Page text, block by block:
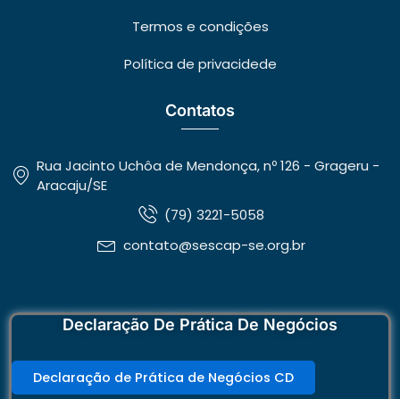
Termos e condições
Política de privacidede
Contatos
Rua Jacinto Uchôa de Mendonça, nº 126 - Grageru -
Aracaju/SE
(79) 3221-5058
contato@sescap-se.org.br
Declaração De Prática De Negócios
Declaração de Prática de Negócios CD